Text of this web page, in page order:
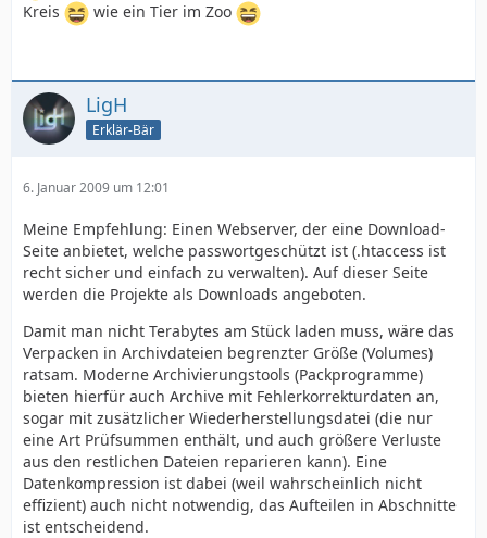
Kreis
wie ein Tier im Zoo
LigH
Erklär-Bär
6. Januar 2009 um 12:01
Meine Empfehlung: Einen Webserver, der eine Download-
Seite anbietet, welche passwortgeschützt ist (.htaccess ist
recht sicher und einfach zu verwalten). Auf dieser Seite
werden die Projekte als Downloads angeboten.
Damit man nicht Terabytes am Stück laden muss, wäre das
Verpacken in Archivdateien begrenzter Größe (Volumes)
ratsam. Moderne Archivierungstools (Packprogramme)
bieten hierfür auch Archive mit Fehlerkorrekturdaten an,
sogar mit zusätzlicher Wiederherstellungsdatei (die nur
eine Art Prüfsummen enthält, und auch größere Verluste
aus den restlichen Dateien reparieren kann). Eine
Datenkompression ist dabei (weil wahrscheinlich nicht
effizient) auch nicht notwendig, das Aufteilen in Abschnitte
ist entscheidend.